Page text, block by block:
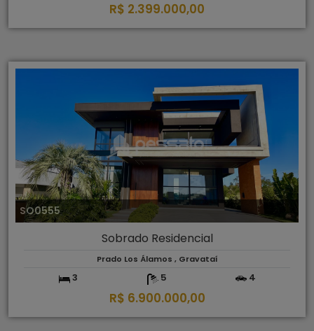
R$ 2.399.000,00
SO0555
Sobrado Residencial
Prado Los Álamos , Gravataí
3 5 4
R$ 6.900.000,00